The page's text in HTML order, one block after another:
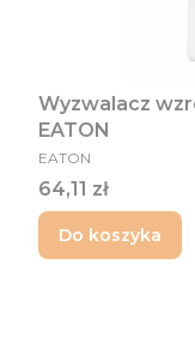
Wyzwalacz
EATON
PRODUCENT
EATON
Cena
64,11 zł
Do koszyka